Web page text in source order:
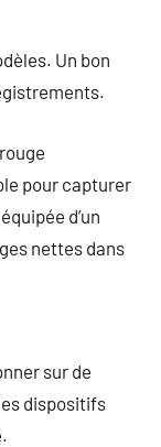
Un bon
pour capturer
d’un
nettes dans
sur de
dispositifs